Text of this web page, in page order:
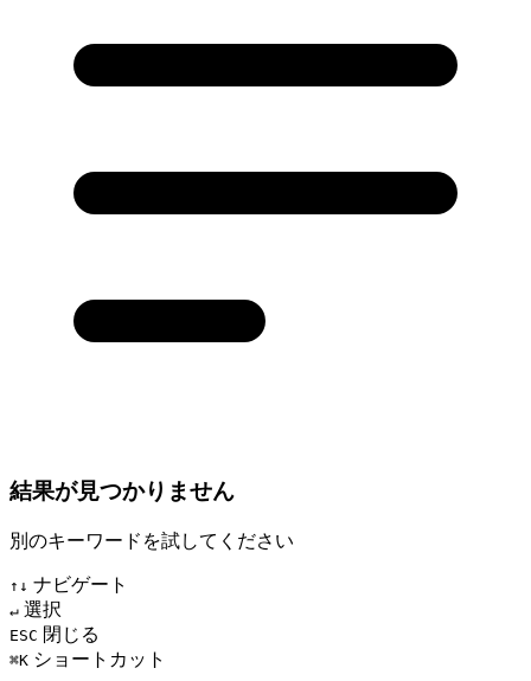
結果が見つかりません
別のキーワードを試してください
↑↓ ナビゲート
↵ 選択
ESC 閉じる
⌘K ショートカット